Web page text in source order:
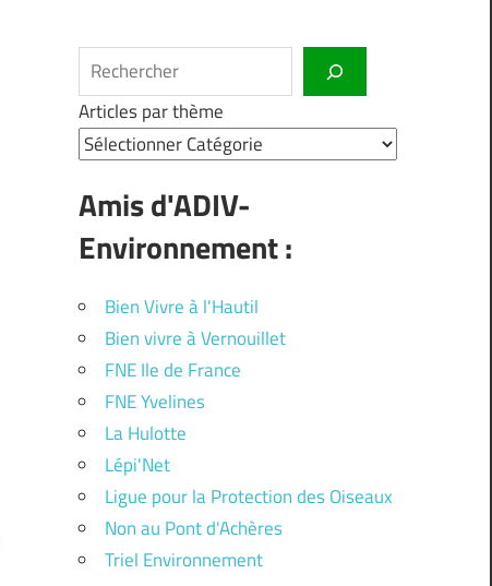
Rechercher
Articles par thème
Amis d'ADIV-
Environnement :
Bien Vivre à l'Hautil
Bien vivre à Vernouillet
FNE Ile de France
FNE Yvelines
La Hulotte
Lépi'Net
Ligue pour la Protection des Oiseaux
Non au Pont d'Achères
Triel Environnement